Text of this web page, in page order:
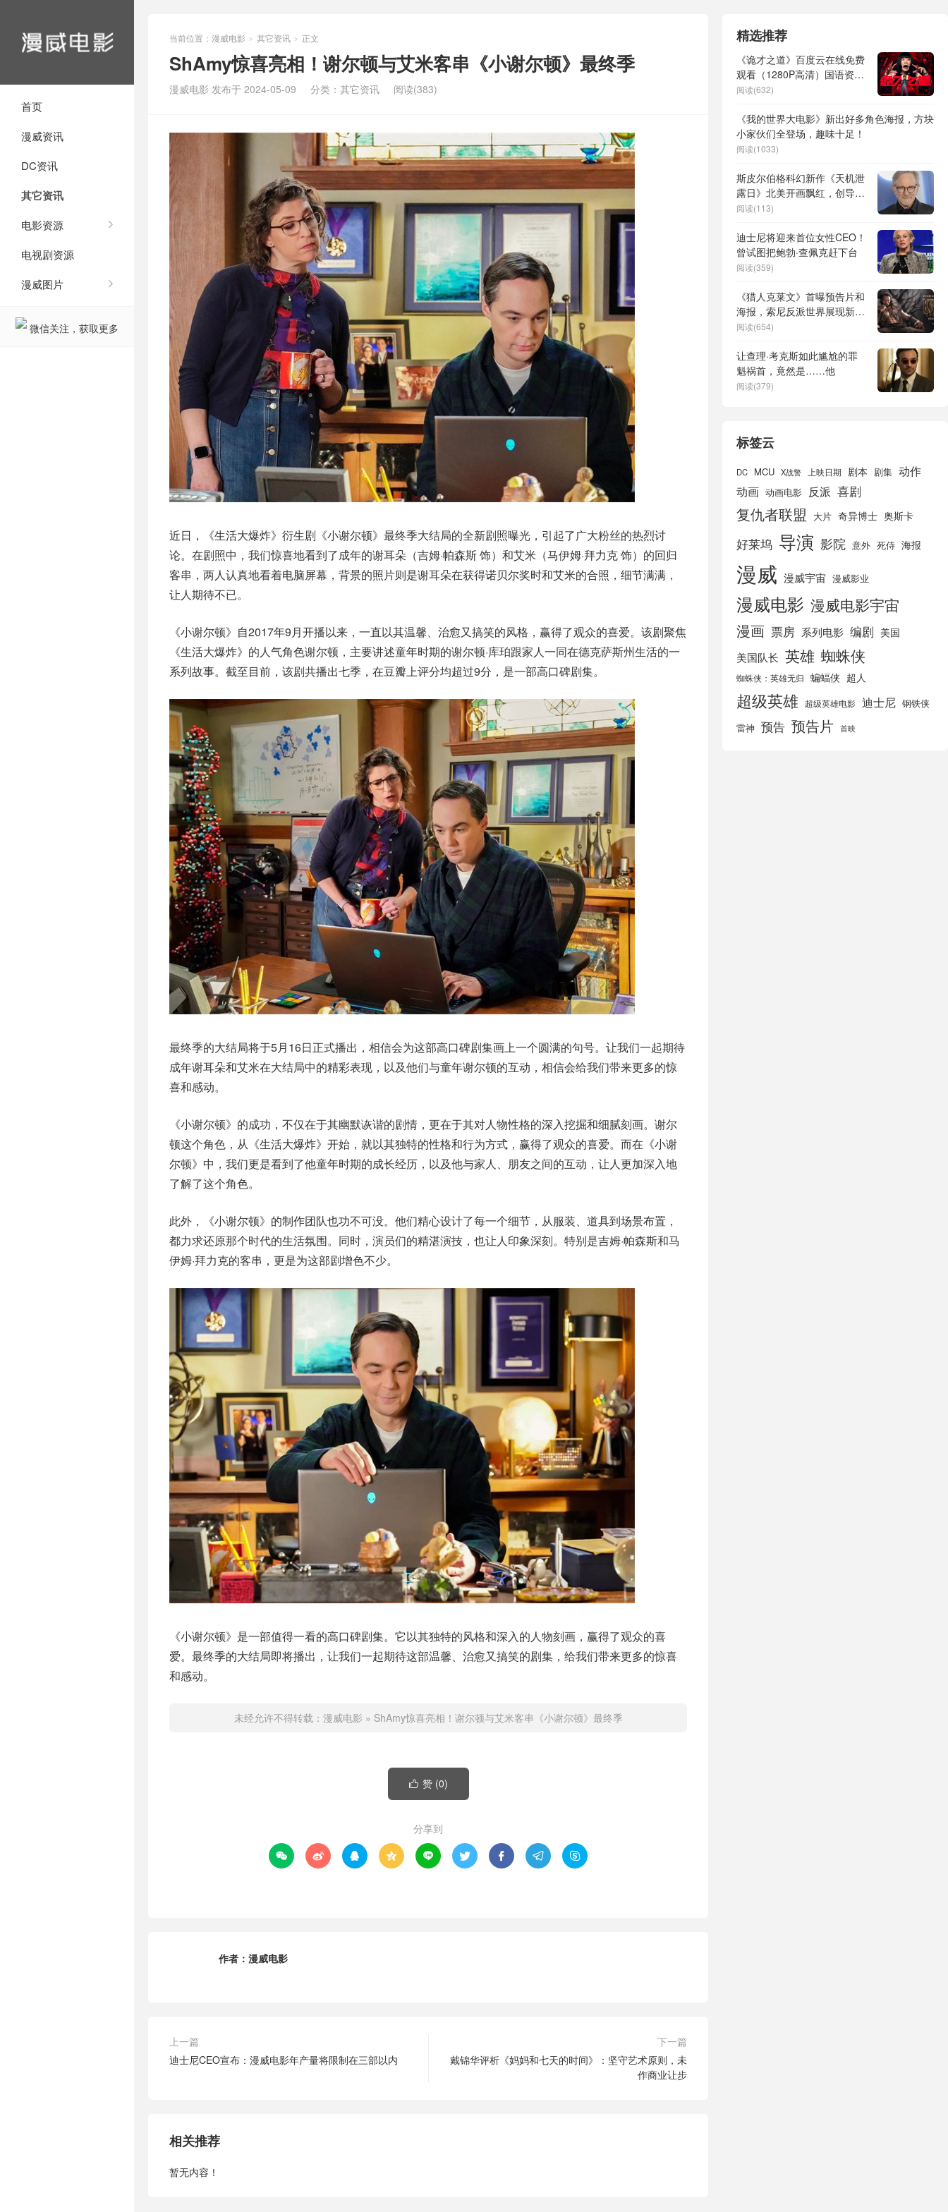
首页
漫威资讯
DC资讯
其它资讯
电影资源
电视剧资源
漫威图片
微信关注，获取更多
当前位置： 漫威电影 > 其它资讯 > 正文
ShAmy惊喜亮相！谢尔顿与艾米客串《小谢尔顿》最终季
漫威电影 发布于 2024-05-09 分类： 其它资讯 阅读(383)
近日，《生活大爆炸》衍生剧《小谢尔顿》最终季大结局的全新剧照曝光，引起了广大粉丝的热烈讨
论。在剧照中，我们惊喜地看到了成年的谢耳朵（吉姆·帕森斯 饰）和艾米（马伊姆·拜力克 饰）的回归
客串，两人认真地看着电脑屏幕，背景的照片则是谢耳朵在获得诺贝尔奖时和艾米的合照，细节满满，
让人期待不已。
《小谢尔顿》自2017年9月开播以来，一直以其温馨、治愈又搞笑的风格，赢得了观众的喜爱。该剧聚焦
《生活大爆炸》的人气角色谢尔顿，主要讲述童年时期的谢尔顿·库珀跟家人一同在德克萨斯州生活的一
系列故事。截至目前，该剧共播出七季，在豆瓣上评分均超过9分，是一部高口碑剧集。
最终季的大结局将于5月16日正式播出，相信会为这部高口碑剧集画上一个圆满的句号。让我们一起期待
成年谢耳朵和艾米在大结局中的精彩表现，以及他们与童年谢尔顿的互动，相信会给我们带来更多的惊
喜和感动。
《小谢尔顿》的成功，不仅在于其幽默诙谐的剧情，更在于其对人物性格的深入挖掘和细腻刻画。谢尔
顿这个角色，从《生活大爆炸》开始，就以其独特的性格和行为方式，赢得了观众的喜爱。而在《小谢
尔顿》中，我们更是看到了他童年时期的成长经历，以及他与家人、朋友之间的互动，让人更加深入地
了解了这个角色。
此外，《小谢尔顿》的制作团队也功不可没。他们精心设计了每一个细节，从服装、道具到场景布置，
都力求还原那个时代的生活氛围。同时，演员们的精湛演技，也让人印象深刻。特别是吉姆·帕森斯和马
伊姆·拜力克的客串，更是为这部剧增色不少。
《小谢尔顿》是一部值得一看的高口碑剧集。它以其独特的风格和深入的人物刻画，赢得了观众的喜
爱。最终季的大结局即将播出，让我们一起期待这部温馨、治愈又搞笑的剧集，给我们带来更多的惊喜
和感动。
未经允许不得转载： 漫威电影 » ShAmy惊喜亮相！谢尔顿与艾米客串《小谢尔顿》最终季
 赞 (0)
分享到
        
作者： 漫威电影
上一篇
迪士尼CEO宣布：漫威电影年产量将限制在三部以内
下一篇
戴锦华评析《妈妈和七天的时间》：坚守艺术原则，未
作商业让步
相关推荐
暂无内容！
精选推荐
《诡才之道》百度云在线免费
观看（1280P高清）国语资源
下载
阅读(632)
《我的世界大电影》新出好多角色海报，方块
小家伙们全登场，趣味十足！
阅读(1033)
斯皮尔伯格科幻新作《天机泄
露日》北美开画飘红，创导演
18年来最佳票房开局
阅读(113)
迪士尼将迎来首位女性CEO！
曾试图把鲍勃·查佩克赶下台
阅读(359)
《猎人克莱文》首曝预告片和
海报，索尼反派世界展现新图
景
阅读(654)
让查理·考克斯如此尴尬的罪
魁祸首，竟然是……他
阅读(379)
标签云
DC MCU X战警 上映日期 剧本 剧集 动作
动画 动画电影 反派 喜剧
复仇者联盟 大片 奇异博士 奥斯卡
好莱坞 导演 影院 意外 死侍 海报
漫威 漫威宇宙 漫威影业
漫威电影 漫威电影宇宙
漫画 票房 系列电影 编剧 美国
美国队长 英雄 蜘蛛侠
蜘蛛侠：英雄无归 蝙蝠侠 超人
超级英雄 超级英雄电影 迪士尼 钢铁侠
雷神 预告 预告片 首映